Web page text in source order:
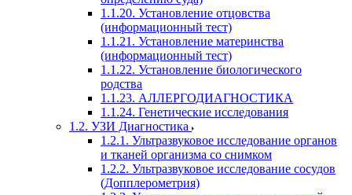
1.1.20. Установление отцовства
(информационный тест)
1.1.21. Установление материнства
(информационный тест)
1.1.22. Установление биологического
родства
1.1.23. АЛЛЕРГОДИАГНОСТИКА
1.1.24. Генетические исследования
1.2. УЗИ Диагностика
1.2.1. Ультразвуковое исследование органов
и тканей организма со снимком
1.2.2. Ультразвуковое исследование сосудов
(Допплерометрия)